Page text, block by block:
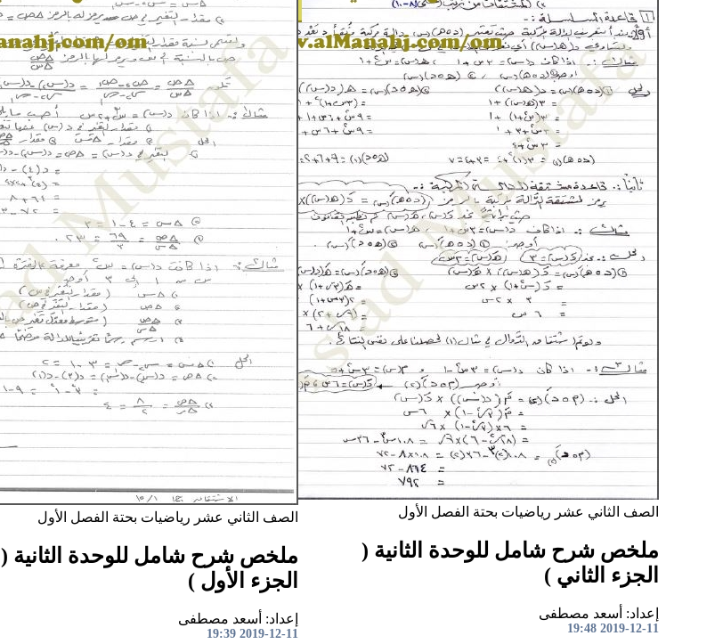
الصف الثاني عشر رياضيات بحتة الفصل الأول
ملخص شرح شامل للوحدة الثانية (
الجزء الثاني )
إعداد: أسعد مصطفى
2019-12-11 19:48
الصف الثاني عشر رياضيات بحتة الفصل الأول
ملخص شرح شامل للوحدة الثانية (
الجزء الأول )
إعداد: أسعد مصطفى
2019-12-11 19:39